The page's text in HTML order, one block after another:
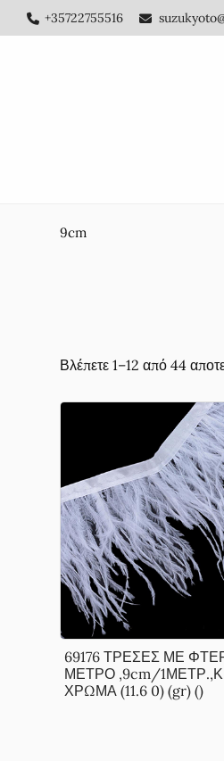
Skip
to
Skip
to
+35722755516
9cm
Βλέπετε 1–12 από 44
69176 ΤΡΕΣΕΣ ΜΕ
ΜΕΤΡΟ ,9cm/
ΧΡΩΜΑ (11.6 0) (gr) ()